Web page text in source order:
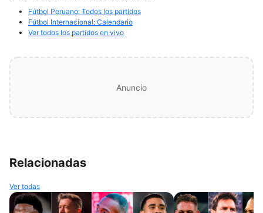
Fútbol Peruano: Todos los partidos
Fútbol Internacional: Calendario
Ver todos los partidos en vivo
Anuncio
Relacionadas
Ver todas